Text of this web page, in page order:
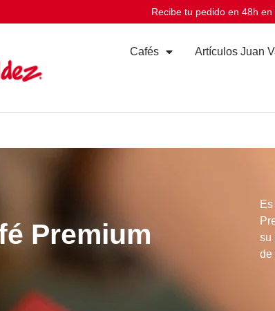
Recibe tu pedido en 48h
Cafés Artículos Juan
Premium
su
de